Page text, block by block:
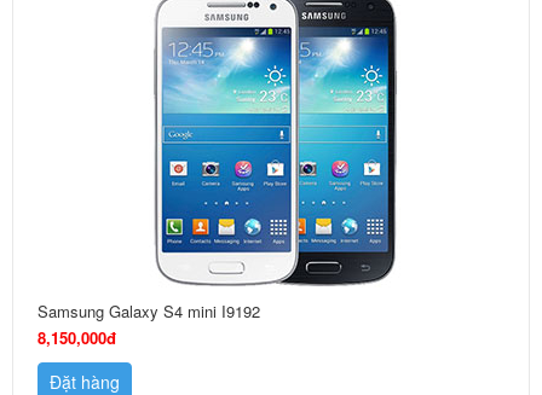
Samsung Galaxy S4 mini I9192
8,150,000đ
Đặt hàng